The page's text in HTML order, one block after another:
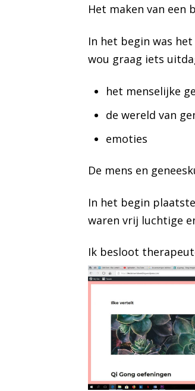
Het maken van een
In het begin was
wou graag iets
het menselijke
de wereld van
emoties
De mens en
In het begin
waren vrij luchtige
Ik besloot